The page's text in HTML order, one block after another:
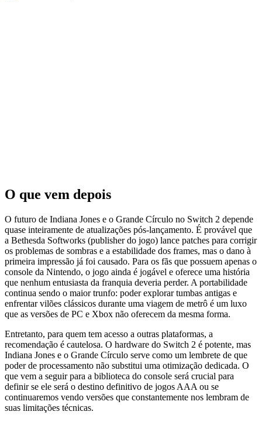
O que vem depois
O futuro de Indiana Jones e o Grande Círculo no Switch 2 depende
quase inteiramente de atualizações pós-lançamento. É provável que
a Bethesda Softworks (publisher do jogo) lance patches para corrigir
os problemas de sombras e a estabilidade dos frames, mas o dano à
primeira impressão já foi causado. Para os fãs que possuem apenas o
console da Nintendo, o jogo ainda é jogável e oferece uma história
que nenhum entusiasta da franquia deveria perder. A portabilidade
continua sendo o maior trunfo: poder explorar tumbas antigas e
enfrentar vilões clássicos durante uma viagem de metrô é um luxo
que as versões de PC e Xbox não oferecem da mesma forma.
Entretanto, para quem tem acesso a outras plataformas, a
recomendação é cautelosa. O hardware do Switch 2 é potente, mas
Indiana Jones e o Grande Círculo serve como um lembrete de que
poder de processamento não substitui uma otimização dedicada. O
que vem a seguir para a biblioteca do console será crucial para
definir se ele será o destino definitivo de jogos AAA ou se
continuaremos vendo versões que constantemente nos lembram de
suas limitações técnicas.